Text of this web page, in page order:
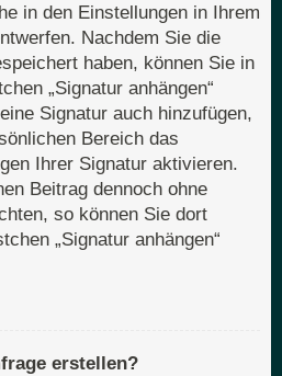
in den Einstellungen in Ihrem
Nachdem Sie die
haben, können Sie in
„Signatur anhängen“
Signatur auch hinzufügen,
Bereich das
Ihrer Signatur aktivieren.
Beitrag dennoch ohne
so können Sie dort
„Signatur anhängen“
erstellen?